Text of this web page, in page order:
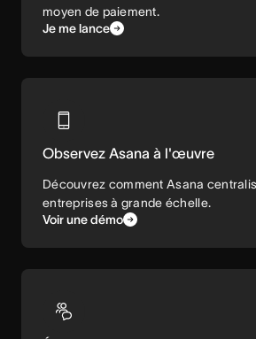
moyen de paiement.
Je me lance
Observez Asana à l'œuvre
Découvrez comment Asana
entreprises à grande échelle.
Voir une démo